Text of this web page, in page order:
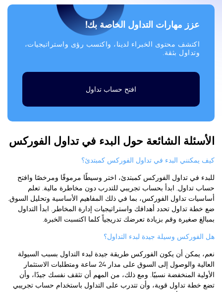
عزز مهارات التداول الخاصة بك!
اكتشف محتوى الخبراء لدينا، واكتسب رؤى واستراتيجيات،
وتداول بثقة.
افتح حساب تداول
الأسئلة الشائعة حول البدء في تداول الفوركس
كيف يمكنني البدء في تداول الفوركس كمبتدئ؟
للبدء في تداول الفوركس كمبتدئ، اختر وسيطًا مرموقًا ومرخصًا وافتح
حساب تداول. ابدأ بحساب تجريبي للتدرب دون مخاطرة مالية. تعلم
أساسيات تداول الفوركس، بما في ذلك المفاهيم الأساسية وتحليل السوق.
ضع خطة تداول تحدد أهدافك واستراتيجيات إدارة المخاطر. ابدأ التداول
بمبالغ صغيرة وقم بزيادة تعرضك تدريجياً كلما اكتسبت الخبرة.
هل الفوركس وسيلة جيدة لبدء التداول؟
نعم، يمكن أن يكون الفوركس طريقة جيدة لبدء التداول بسبب السيولة
العالية والوصول إلى السوق على مدار 24 ساعة ومتطلبات الاستثمار
الأولية المنخفضة نسبيًا. ومع ذلك، من المهم أن تثقف نفسك جيدًا، وأن
تضع خطة تداول قوية، وأن تتدرب على التداول باستخدام حساب تجريبي